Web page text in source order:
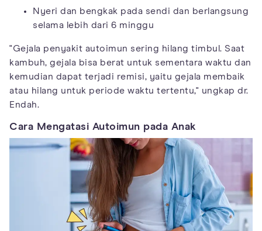
Nyeri dan bengkak pada sendi dan berlangsung
selama lebih dari 6 minggu
"Gejala penyakit autoimun sering hilang timbul. Saat
kambuh, gejala bisa berat untuk sementara waktu dan
kemudian dapat terjadi remisi, yaitu gejala membaik
atau hilang untuk periode waktu tertentu," ungkap dr.
Endah.
Cara Mengatasi Autoimun pada Anak